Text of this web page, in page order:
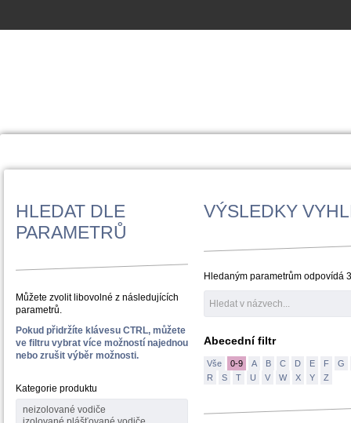
HLEDAT DLE
PARAMETRŮ
Můžete zvolit libovolné z následujících
parametrů.
Pokud přidržíte klávesu CTRL, můžete
ve filtru vybrat více možností najednou
nebo zrušit výběr možnosti.
Kategorie produktu
VÝSLEDKY
Hledaným parametrům odpovídá
Abecední filtr
Vše 0-9 A B C D E F
G
R
S T U V W X Y Z